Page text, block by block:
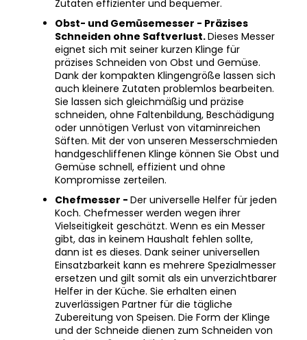
Obst- und Gemüsemesser - Präzises
Schneiden ohne Saftverlust.Dieses Messer
eignet sich mit seiner kurzen Klinge für
präzises Schneiden von Obst und Gemüse.
Dank der kompakten Klingengröße lassen sich
auch kleinere Zutaten problemlos bearbeiten.
Sie lassen sich gleichmäßig und präzise
schneiden, ohne Faltenbildung, Beschädigung
oder unnötigen Verlust von vitaminreichen
Säften. Mit der von unseren Messerschmieden
handgeschliffenen Klinge können Sie Obst und
Gemüse schnell, effizient und ohne
Kompromisse zerteilen.
Chefmesser -Der universelle Helfer für jeden
Koch. Chefmesser werden wegen ihrer
Vielseitigkeit geschätzt. Wenn es ein Messer
gibt, das in keinem Haushalt fehlen sollte,
dann ist es dieses. Dank seiner universellen
Einsatzbarkeit kann es mehrere Spezialmesser
ersetzen und gilt somit als ein unverzichtbarer
Helfer in der Küche. Sie erhalten einen
zuverlässigen Partner für die tägliche
Zubereitung von Speisen. Die Form der Klinge
und der Schneide dienen zum Schneiden von
Obst, Gemüse und Fleisch.